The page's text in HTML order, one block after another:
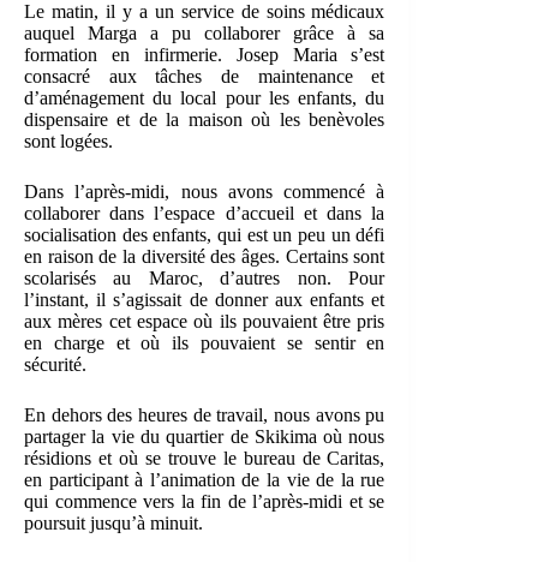
Le matin, il y a un service de soins médicaux
auquel Marga a pu collaborer grâce à sa
formation en infirmerie. Josep Maria s’est
consacré aux tâches de maintenance et
d’aménagement du local pour les enfants, du
dispensaire et de la maison où les benèvoles
sont logées.
Dans l’après-midi, nous avons commencé à
collaborer dans l’espace d’accueil et dans la
socialisation des enfants, qui est un peu un défi
en raison de la diversité des âges. Certains sont
scolarisés au Maroc, d’autres non. Pour
l’instant, il s’agissait de donner aux enfants et
aux mères cet espace où ils pouvaient être pris
en charge et où ils pouvaient se sentir en
sécurité.
En dehors des heures de travail, nous avons pu
partager la vie du quartier de Skikima où nous
résidions et où se trouve le bureau de Caritas,
en participant à l’animation de la vie de la rue
qui commence vers la fin de l’après-midi et se
poursuit jusqu’à minuit.